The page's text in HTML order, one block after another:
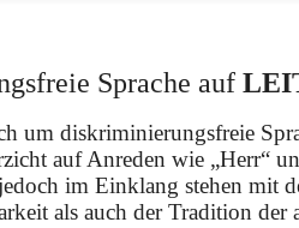
Sprache auf
um diskriminierungsfreie
auf Anreden wie „Herr“
im Einklang stehen mit
als auch der Tradition der